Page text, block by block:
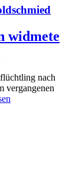
widmete
nach
vergangenen